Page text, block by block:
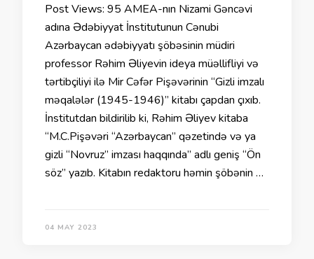
Post Views: 95 AMEA-nın Nizami Gəncəvi
adına Ədəbiyyat İnstitutunun Cənubi
Azərbaycan ədəbiyyatı şöbəsinin müdiri
professor Rəhim Əliyevin ideya müəllifliyi və
tərtibçiliyi ilə Mir Cəfər Pişəvərinin “Gizli imzalı
məqalələr (1945-1946)” kitabı çapdan çıxıb.
İnstitutdan bildirilib ki, Rəhim Əliyev kitaba
“M.C.Pişəvəri “Azərbaycan” qəzetində və ya
gizli “Novruz” imzası haqqında” adlı geniş “Ön
söz” yazıb. Kitabın redaktoru həmin şöbənin …
04 MAY 2023